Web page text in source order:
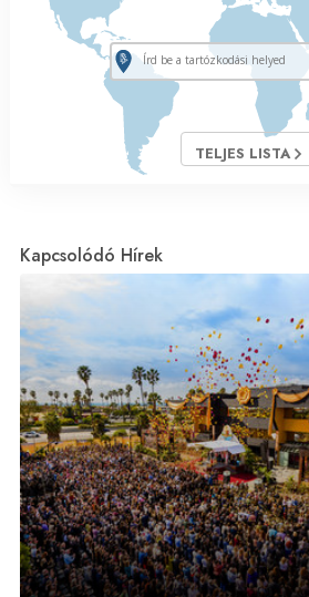
TELJES LISTA
Kapcsolódó Hírek